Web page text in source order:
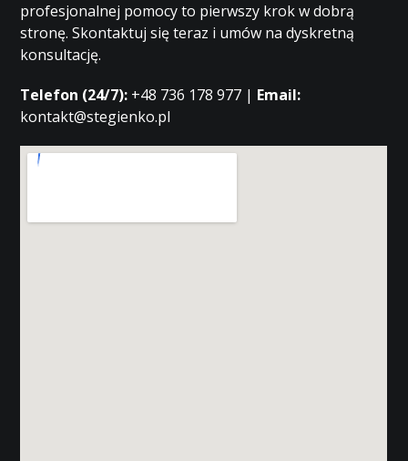
profesjonalnej pomocy to pierwszy krok w dobrą
stronę. Skontaktuj się teraz i umów na dyskretną
konsultację.
Telefon (24/7): +48 736 178 977 | Email:
kontakt@stegienko.pl